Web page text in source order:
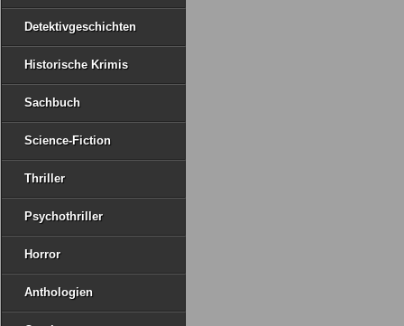
Detektivgeschichten
Historische Krimis
Sachbuch
Science-Fiction
Thriller
Psychothriller
Horror
Anthologien